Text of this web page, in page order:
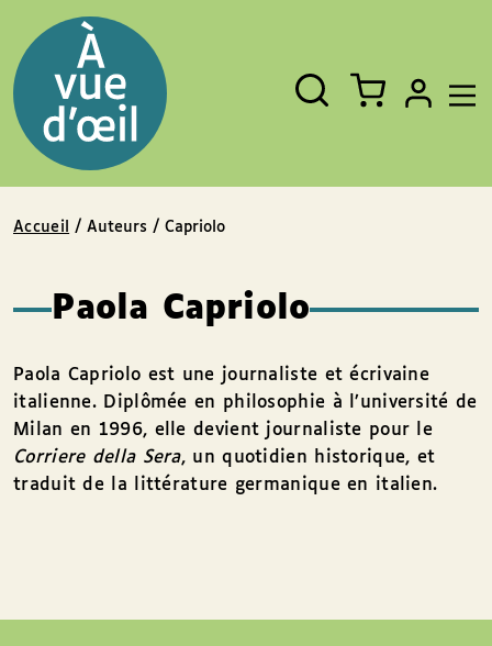
Fermer
Rechercher
un
livre,
un
auteur,
un
EAN
Accueil / Auteurs / Capriolo
Paola Capriolo
Paola Capriolo est une journaliste et écrivaine
italienne. Diplômée en philosophie à l’université de
Milan en 1996, elle devient journaliste pour le
Corriere della Sera, un quotidien historique, et
traduit de la littérature germanique en italien.